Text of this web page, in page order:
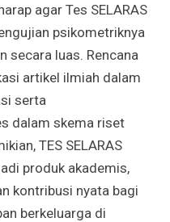
agar Tes SELARAS
psikometriknya
secara luas. Rencana
artikel ilmiah dalam
serta
dalam skema riset
TES SELARAS
produk akademis,
kontribusi nyata bagi
berkeluarga di